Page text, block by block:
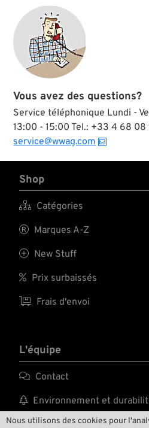
Nous utilisons des cookies pour
Vous avez des questions?
Service téléphonique Lundi -
13:00 - 15:00 Tel.: +33 4 68 08
service@wwag.com
Shop
 Catégories
 Marques A-Z
 New Stuff
 Prix surbaissés
 Frais d'envoi
L'équipe
 Contact
 Environnement et
 Notre histoire